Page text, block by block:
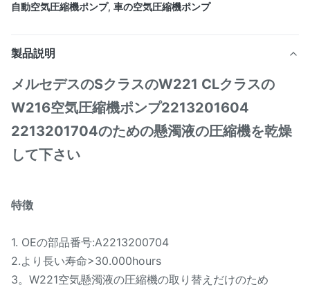
自動空気圧縮機ポンプ, 車の空気圧縮機ポンプ
製品説明
メルセデスのSクラスのW221 CLクラスの
W216空気圧縮機ポンプ2213201604
2213201704のための懸濁液の圧縮機を乾燥
して下さい
特徴
1. OEの部品番号:A2213200704
2.より長い寿命>30.000hours
3。W221空気懸濁液の圧縮機の取り替えだけのため